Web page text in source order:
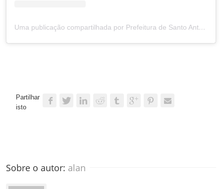
Uma publicação compartilhada por Prefeitura de Santo Antônio (@prefsantoantonio)
Partilhar
isto
Sobre o autor: alan